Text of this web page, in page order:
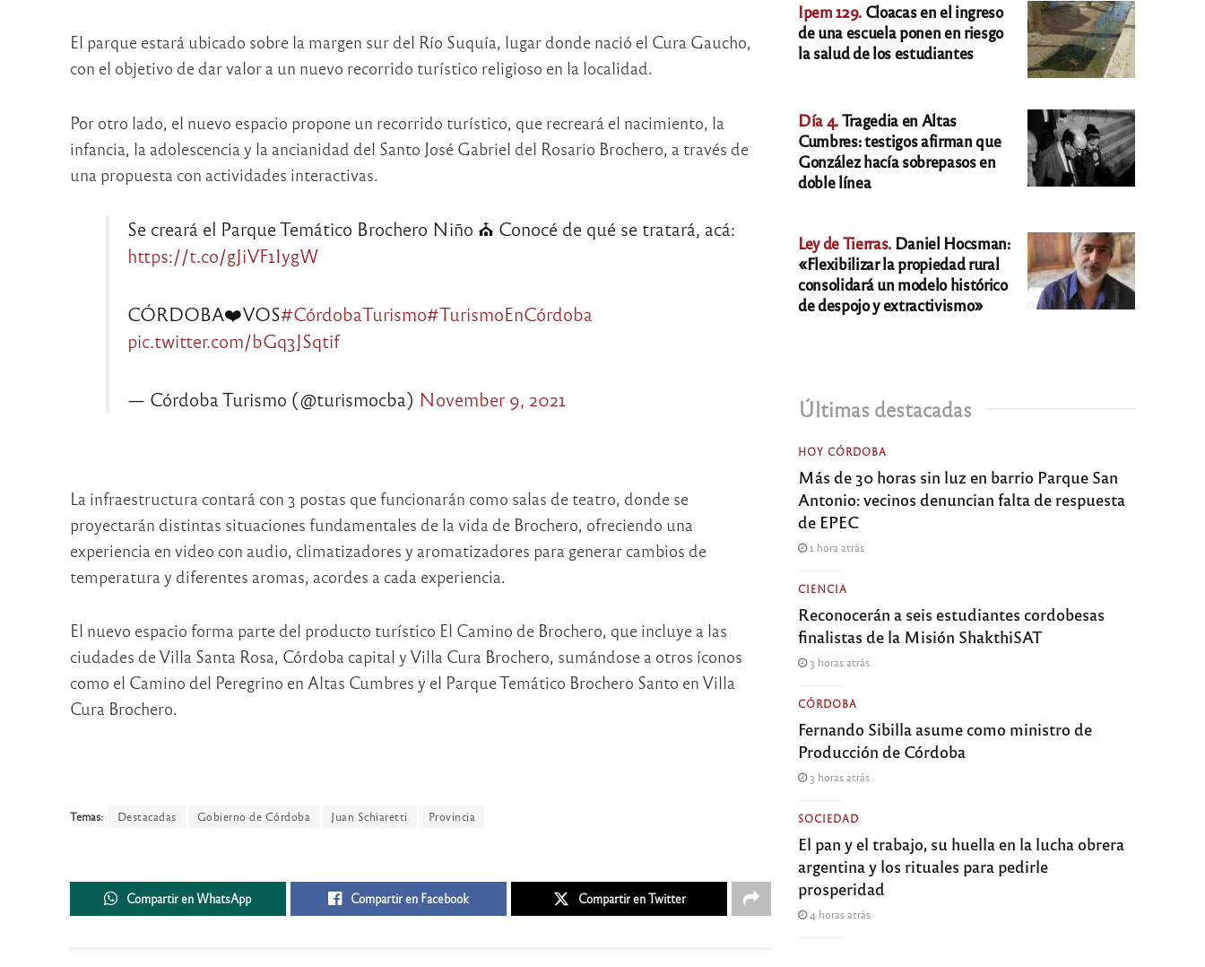
El parque estará ubicado sobre la margen sur del Río Suquía, lugar donde nació el Cura Gaucho,
con el objetivo de dar valor a un nuevo recorrido turístico religioso en la localidad.
Por otro lado, el nuevo espacio propone un recorrido turístico, que recreará el nacimiento, la
infancia, la adolescencia y la ancianidad del Santo José Gabriel del Rosario Brochero, a través de
una propuesta con actividades interactivas.
Se creará el Parque Temático Brochero Niño ⛪️ Conocé de qué se tratará, acá:
https://t.co/gJiVF1IygW
CÓRDOBA❤️VOS#CórdobaTurismo#TurismoEnCórdoba
pic.twitter.com/bGq3JSqtif
— Córdoba Turismo (@turismocba) November 9, 2021
La infraestructura contará con 3 postas que funcionarán como salas de teatro, donde se
proyectarán distintas situaciones fundamentales de la vida de Brochero, ofreciendo una
experiencia en video con audio, climatizadores y aromatizadores para generar cambios de
temperatura y diferentes aromas, acordes a cada experiencia.
El nuevo espacio forma parte del producto turístico El Camino de Brochero, que incluye a las
ciudades de Villa Santa Rosa, Córdoba capital y Villa Cura Brochero, sumándose a otros íconos
como el Camino del Peregrino en Altas Cumbres y el Parque Temático Brochero Santo en Villa
Cura Brochero.
Temas: Destacadas Gobierno de Córdoba Juan Schiaretti Provincia
Compartir en WhatsApp Compartir en Facebook Compartir en Twitter
Ipem 129. Cloacas en el ingreso
de una escuela ponen en riesgo
la salud de los estudiantes
Día 4.Tragedia en Altas
Cumbres: testigos afirman que
González hacía sobrepasos en
doble línea
Ley de Tierras. Daniel Hocsman:
«Flexibilizar la propiedad rural
consolidará un modelo histórico
de despojo y extractivismo»
Últimas destacadas
HOY CÓRDOBA
Más de 30 horas sin luz en barrio Parque San
Antonio: vecinos denuncian falta de respuesta
de EPEC
1 hora atrás
CIENCIA
Reconocerán a seis estudiantes cordobesas
finalistas de la Misión ShakthiSAT
3 horas atrás
CÓRDOBA
Fernando Sibilla asume como ministro de
Producción de Córdoba
3 horas atrás
SOCIEDAD
El pan y el trabajo, su huella en la lucha obrera
argentina y los rituales para pedirle
prosperidad
4 horas atrás